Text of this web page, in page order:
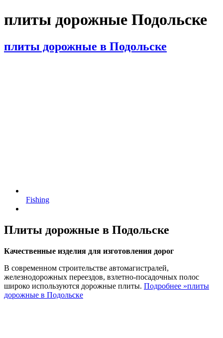
плиты дорожные Подольске
плиты дорожные в Подольске
Fishing
Плиты дорожные в Подольске
Качественные изделия для изготовления дорог
В современном строительстве автомагистралей,
железнодорожных переездов, взлетно-посадочных полос
широко используются дорожные плиты. Подробнее »плиты
дорожные в Подольске